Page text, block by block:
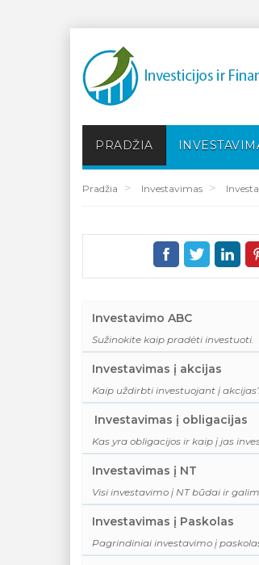
PRADŽIA
Pradžia Investavimas
Investavimo ABC
Sužinokite kaip pradėti investuoti.
Investavimas į akcijas
Kaip uždirbti investuojant į
Investavimas į obligacijas
Kas yra obligacijos ir kaip į jas
Investavimas į NT
Visi investavimo į NT būdai ir
Investavimas į Paskolas
Pagrindiniai investavimo į